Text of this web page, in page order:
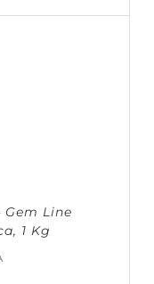
Gem Line
1 Kg